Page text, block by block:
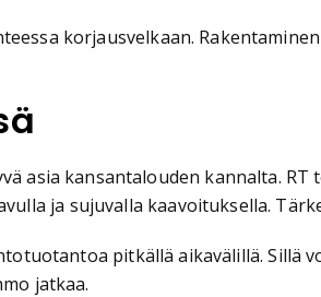
korjausvelkaan.
asia kansantalouden kannalta.
ja sujuvalla kaavoituksella.
pitkällä aikavälillä. Sillä
jatkaa.